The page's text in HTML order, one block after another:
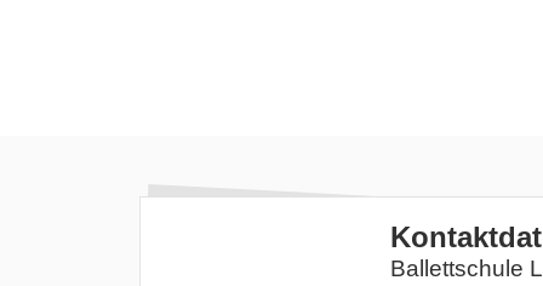
Ballettschule